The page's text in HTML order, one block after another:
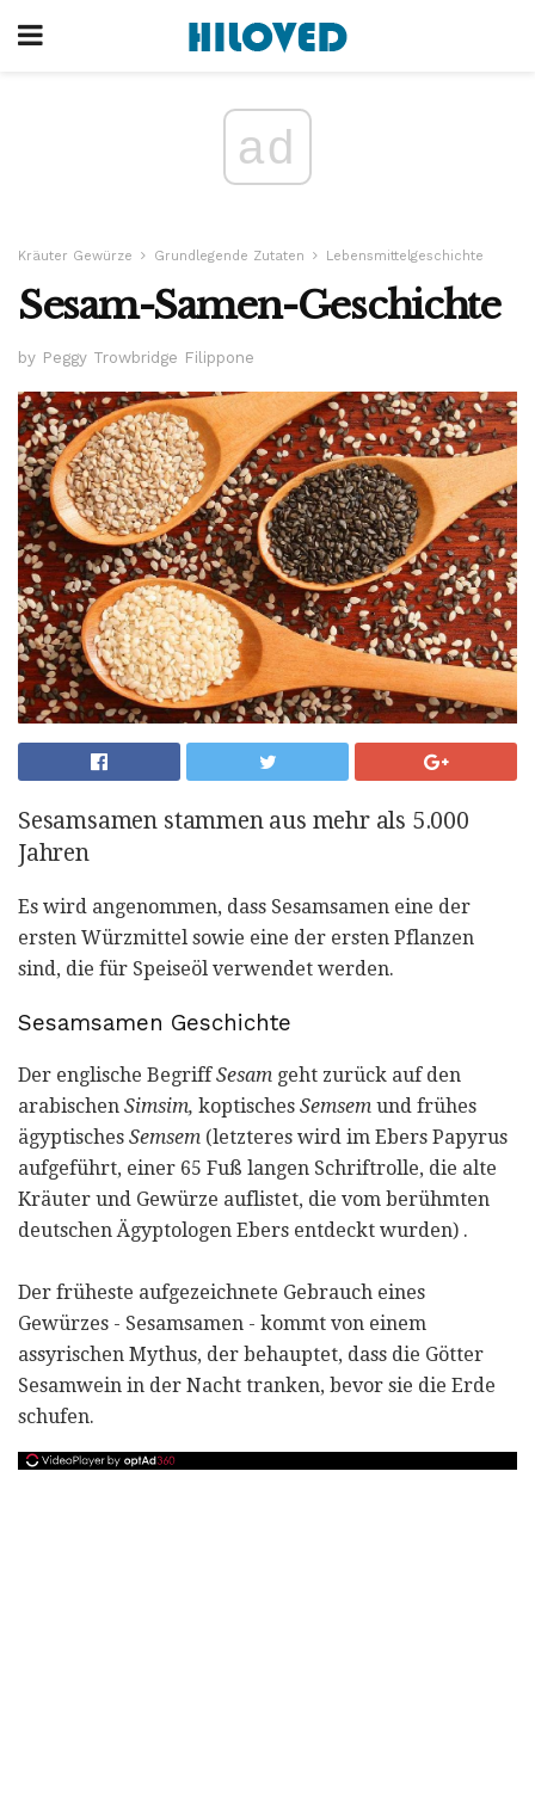
ad
Kräuter Gewürze Grundlegende Zutaten Lebensmittelgeschichte
Sesam-Samen-Geschichte
by Peggy Trowbridge Filippone
Sesamsamen stammen aus mehr als 5.000
Jahren
Es wird angenommen, dass Sesamsamen eine der
ersten Würzmittel sowie eine der ersten Pflanzen
sind, die für Speiseöl verwendet werden.
Sesamsamen Geschichte
Der englische BegriffSesam geht zurück auf den
arabischen Simsim, koptisches Semsem und frühes
ägyptisches Semsem (letzteres wird im Ebers Papyrus
aufgeführt, einer 65 Fuß langen Schriftrolle, die alte
Kräuter und Gewürze auflistet, die vom berühmten
deutschen Ägyptologen Ebers entdeckt wurden) .
Der früheste aufgezeichnete Gebrauch eines
Gewürzes - Sesamsamen - kommt von einem
assyrischen Mythus, der behauptet, dass die Götter
Sesamwein in der Nacht tranken, bevor sie die Erde
schufen.